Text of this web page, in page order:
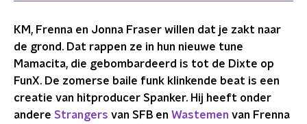
KM, Frenna en Jonna Fraser willen dat je zakt naar
de grond. Dat rappen ze in hun nieuwe tune
Mamacita, die gebombardeerd is tot de Dixte op
FunX. De zomerse baile funk klinkende beat is een
creatie van hitproducer Spanker. Hij heeft onder
andere Strangers van SFB en Wastemen van Frenna